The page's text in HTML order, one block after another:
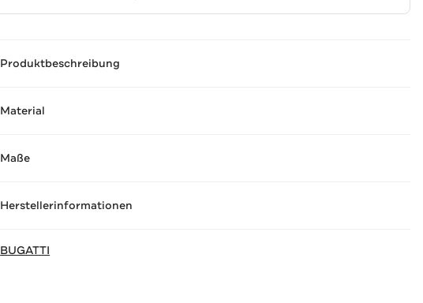
Produktbeschreibung
Material
Maße
Herstellerinformationen
BUGATTI